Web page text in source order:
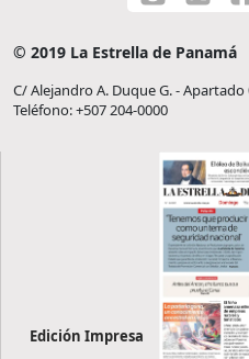
© 2019 La Estrella de Panamá
C/ Alejandro A. Duque G. - Apartado
Teléfono: +507 204-0000
Edición Impresa